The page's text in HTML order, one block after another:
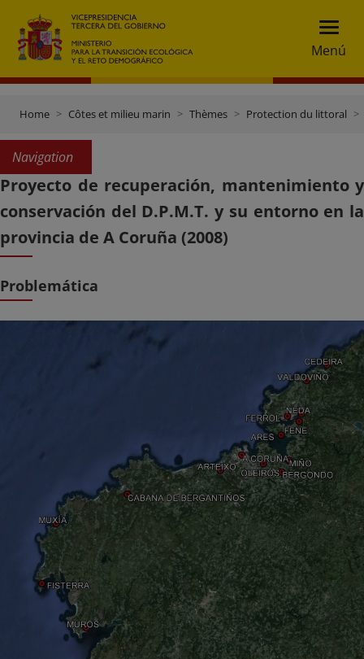
Menú
Home Côtes et milieu marin Thèmes Protection du littoral
Navigation
Proyecto de recuperación, mantenimiento y
conservación del D.P.M.T. y su entorno en la
provincia de A Coruña (2008)
Problemática